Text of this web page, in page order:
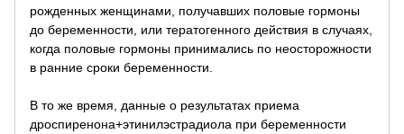
рожденных женщинами, получавших половые гормоны
до беременности, или тератогенного действия в случаях,
когда половые гормоны принимались по неосторожности
в ранние сроки беременности.
В то же время, данные о результатах приема
дроспиренона+этинилэстрадиола при беременности